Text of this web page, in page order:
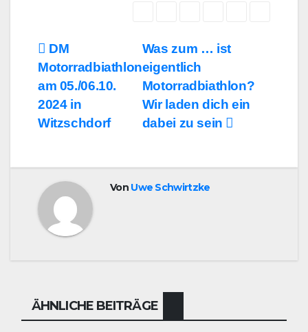
Beitragsnavigation
Was zum … ist
eigentlich
Motorradbiathlon?
Wir laden dich ein
dabei zu sein
DM
Motorradbiathlon
am 05./06.10.
2024 in
Witzschdorf
Von Uwe Schwirtzke
ÄHNLICHE BEITRÄGE